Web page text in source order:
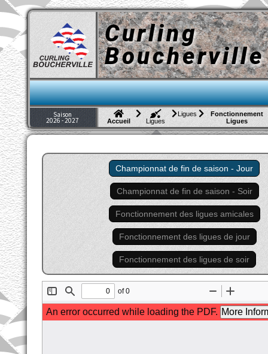
Curling
Boucherville
Saison
2026 - 2027 Accueil Ligues
Ligues
Fonctionnement
Ligues
Championnat de fin de saison - Jour
Championnat de fin de saison - Soir
Fonctionnement des ligues amicales
Fonctionnement des ligues de jour
Fonctionnement des ligues de soir